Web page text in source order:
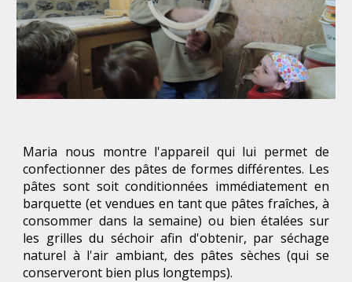
Maria nous montre l'appareil qui lui permet de
confectionner des pâtes de formes différentes. Les
pâtes sont soit conditionnées immédiatement en
barquette (et vendues en tant que pâtes fraîches, à
consommer dans la semaine) ou bien étalées sur
les grilles du séchoir afin d'obtenir, par séchage
naturel à l'air ambiant, des pâtes sèches (qui se
conserveront bien plus longtemps).